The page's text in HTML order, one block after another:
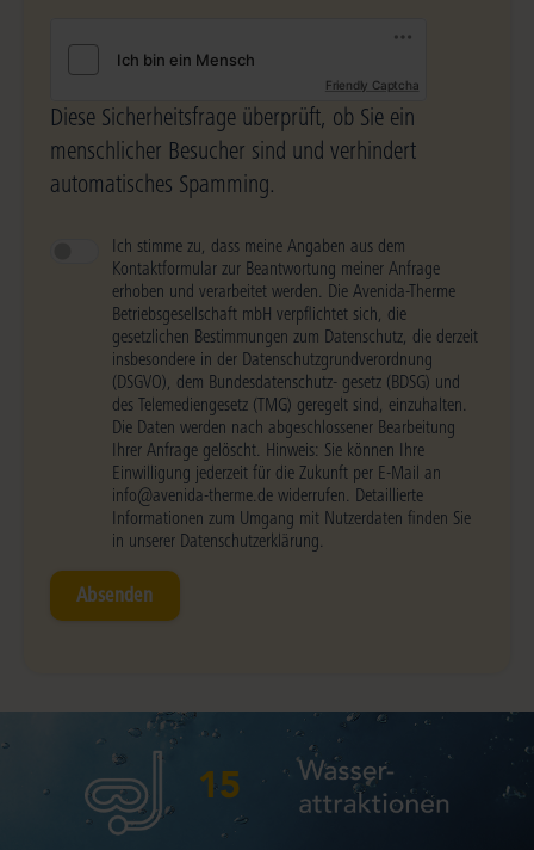
Friendly Captcha
Diese Sicherheitsfrage überprüft, ob Sie ein
menschlicher Besucher sind und verhindert
automatisches Spamming.
Ich stimme zu, dass meine Angaben aus dem
Kontaktformular zur Beantwortung meiner Anfrage
erhoben und verarbeitet werden. Die Avenida-Therme
Betriebsgesellschaft mbH verpflichtet sich, die
gesetzlichen Bestimmungen zum Datenschutz, die derzeit
insbesondere in der Datenschutzgrundverordnung
(DSGVO), dem Bundesdatenschutz- gesetz (BDSG) und
des Telemediengesetz (TMG) geregelt sind, einzuhalten.
Die Daten werden nach abgeschlossener Bearbeitung
Ihrer Anfrage gelöscht. Hinweis: Sie können Ihre
Einwilligung jederzeit für die Zukunft per E-Mail an
info@avenida-therme.de widerrufen. Detaillierte
Informationen zum Umgang mit Nutzerdaten finden Sie
in unserer Datenschutzerklärung.
Absenden